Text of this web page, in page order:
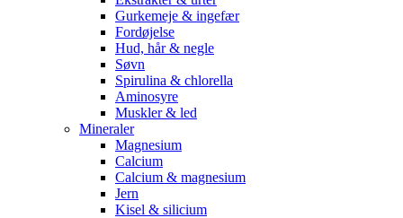
Gurkemeje & ingefær
Fordøjelse
Hud, hår & negle
Søvn
Spirulina & chlorella
Aminosyre
Muskler & led
Mineraler
Magnesium
Calcium
Calcium & magnesium
Jern
Kisel & silicium